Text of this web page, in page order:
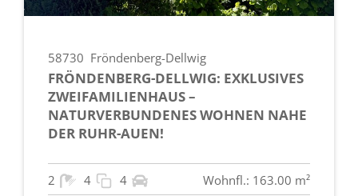
58730 Fröndenberg-Dellwig
FRÖNDENBERG-DELLWIG: EXKLUSIVES
ZWEIFAMILIENHAUS –
NATURVERBUNDENES WOHNEN NAHE
DER RUHR-AUEN!
2 4 4 Wohnfl.: 163.00 m²